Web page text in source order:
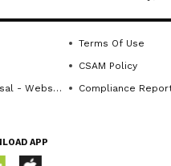
ಸಾರ್ವಜನಿಕ ಜೀವನದಲ್ಲಿ
ಇಂತಹ ಹಿರಿಯ ಹಾಗೂ
ನೀಡಿದರೆ ಸಕಲ
ರೀತಿಯ ಆಡಳಿತ ನೀಡಲು
Terms Of Use
CSAM Policy
- Website
Compliance
APP